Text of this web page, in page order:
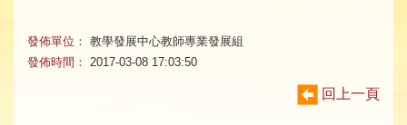
發佈單位： 教學發展中心教師專業發展組
發佈時間：
2017-03-08 17:03:50
回上一頁